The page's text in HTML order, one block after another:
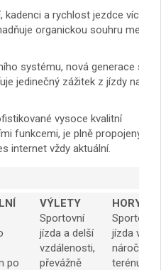
kadenci a rychlost jezdce více
organickou souhru mezi
systému, nová generace
jedinečný zážitek z jízdy na
vysoce kvalitní
funkcemi, je plně propojený a
internet vždy aktuální.
po
VÝLETY
Sportovní
jízda a delší
vzdálenosti,
převážně
HORY
Sportovní
jízda v
náročném
terénu a